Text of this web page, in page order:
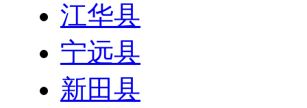
江华县
宁远县
新田县